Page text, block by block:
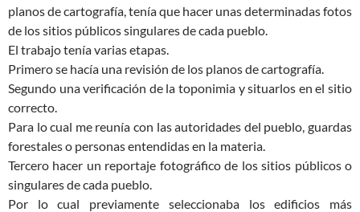
planos de cartografía, tenía que hacer unas determinadas fotos
de los sitios públicos singulares de cada pueblo.
El trabajo tenía varias etapas.
Primero se hacía una revisión de los planos de cartografía.
Segundo una verificación de la toponimia y situarlos en el sitio
correcto.
Para lo cual me reunía con las autoridades del pueblo, guardas
forestales o personas entendidas en la materia.
Tercero hacer un reportaje fotográfico de los sitios públicos o
singulares de cada pueblo.
Por lo cual previamente seleccionaba los edificios más